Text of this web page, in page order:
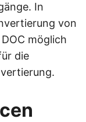
In
von
möglich
die